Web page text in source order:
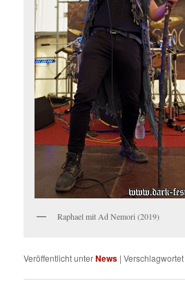
Raphael mit Ad Nemori (2019)
Veröffentlicht unterNews |